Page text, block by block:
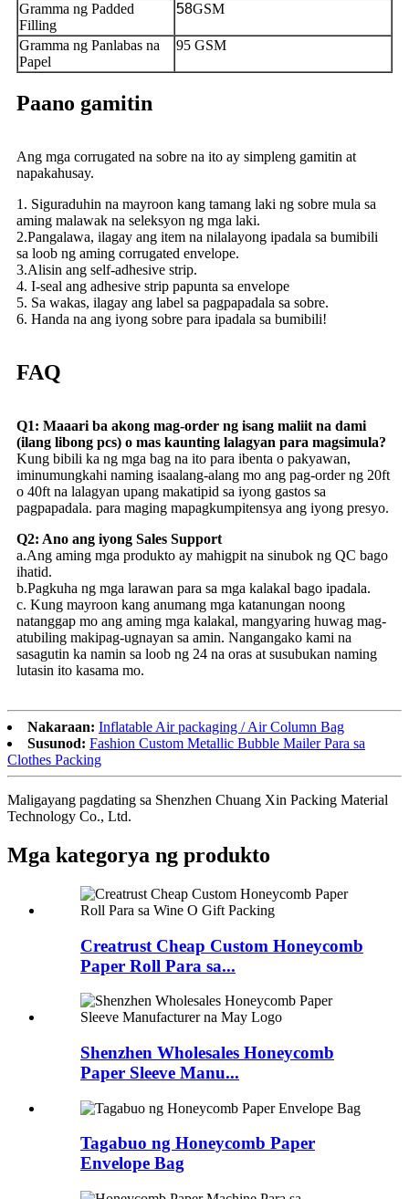
Gramma ng Padded
Filling
58GSM
Gramma ng Panlabas na
Papel
95 GSM
Paano gamitin
Ang mga corrugated na sobre na ito ay simpleng gamitin at
napakahusay.
1. Siguraduhin na mayroon kang tamang laki ng sobre mula sa
aming malawak na seleksyon ng mga laki.
2.Pangalawa, ilagay ang item na nilalayong ipadala sa bumibili
sa loob ng aming corrugated envelope.
3.Alisin ang self-adhesive strip.
4. I-seal ang adhesive strip papunta sa envelope
5. Sa wakas, ilagay ang label sa pagpapadala sa sobre.
6. Handa na ang iyong sobre para ipadala sa bumibili!
FAQ
Q1: Maaari ba akong mag-order ng isang maliit na dami
(ilang libong pcs) o mas kaunting lalagyan para magsimula?
Kung bibili ka ng mga bag na ito para ibenta o pakyawan,
iminumungkahi naming isaalang-alang mo ang pag-order ng 20ft
o 40ft na lalagyan upang makatipid sa iyong gastos sa
pagpapadala. para maging mapagkumpitensya ang iyong presyo.
Q2: Ano ang iyong Sales Support
a.Ang aming mga produkto ay mahigpit na sinubok ng QC bago
ihatid.
b.Pagkuha ng mga larawan para sa mga kalakal bago ipadala.
c. Kung mayroon kang anumang mga katanungan noong
natanggap mo ang aming mga kalakal, mangyaring huwag mag-
atubiling makipag-ugnayan sa amin. Nangangako kami na
sasagutin ka namin sa loob ng 24 na oras at susubukan naming
lutasin ito kasama mo.
Nakaraan: Inflatable Air packaging / Air Column Bag
Susunod: Fashion Custom Metallic Bubble Mailer Para sa
Clothes Packing
Maligayang pagdating sa Shenzhen Chuang Xin Packing Material
Technology Co., Ltd.
Mga kategorya ng produkto
Creatrust Cheap Custom Honeycomb
Paper Roll Para sa...
Shenzhen Wholesales Honeycomb
Paper Sleeve Manu...
Tagabuo ng Honeycomb Paper
Envelope Bag